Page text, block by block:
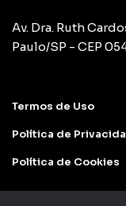
Av. Dra. Ruth
Paulo/SP - CEP
Termos de Uso
Política de
Política de Cookies